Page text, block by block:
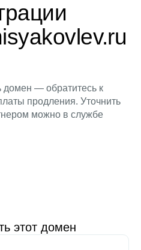
домен — обратитесь к
продления. Уточнить
можно в службе
этот домен